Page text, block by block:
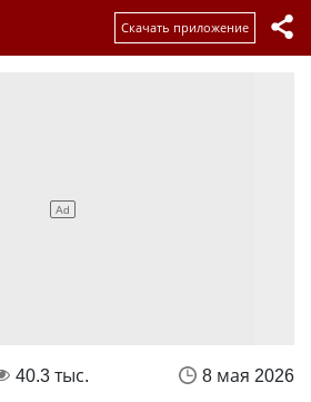
Скачать приложение
40.3 тыс. 8 мая 2026